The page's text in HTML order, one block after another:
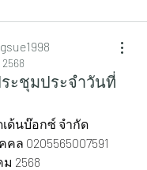
ะชุมประจำวันที่
เด้นบ๊อกซ์ จำกัด
ล 0205565007591
2568